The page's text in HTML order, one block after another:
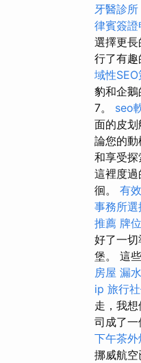
牙醫診所
律賓簽
選擇更
行了有趣
域性
豹和企
7。 seo
面的皮
論您的動
和享受
這裡度過
徊。 有
事務所選
推薦 牌位
好了一切
堡。 這
房屋 漏水
ip 旅行
走，我
司成了
下午茶外
挪威航空